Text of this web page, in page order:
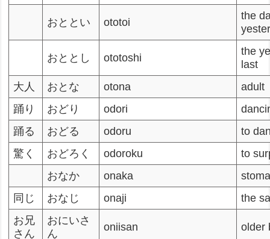
おととい ototoi
the
おととし ototoshi
the
last
大人
おとな otona
adult
踊り
おどり odori
踊る
おどる odoru
to
驚く
おどろく odoroku
to
おなか
onaka
同じ
おなじ onaji
the
お兄
さん
おにいさ
ん
oniisan older